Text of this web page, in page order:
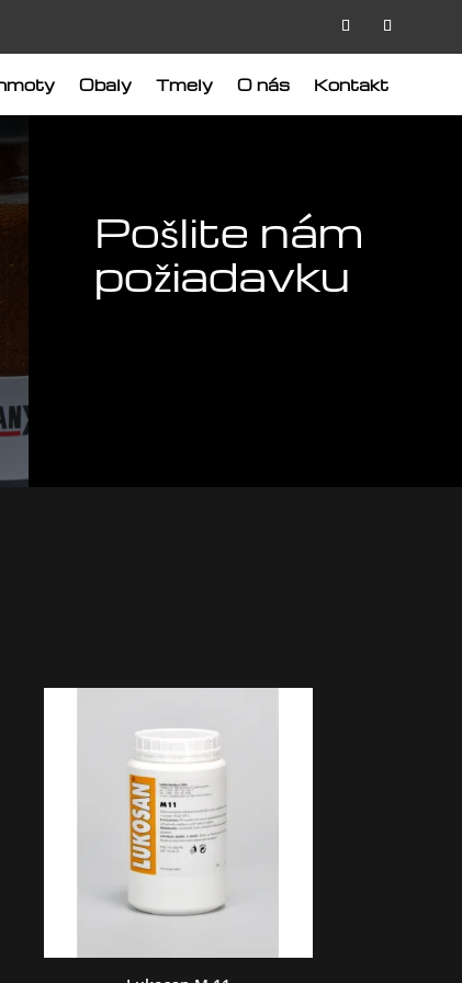
Obaly Tmely O nás Kontakt
Pošlite nám
požiadavku